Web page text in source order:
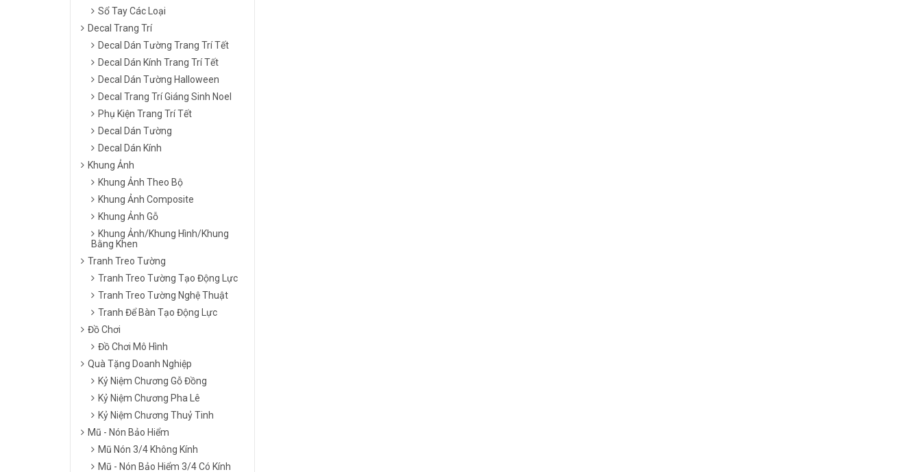
Sổ Tay Các Loại
Decal Trang Trí
Decal Dán Tường Trang Trí Tết
Decal Dán Kính Trang Trí Tết
Decal Dán Tường Halloween
Decal Trang Trí Giáng Sinh Noel
Phụ Kiện Trang Trí Tết
Decal Dán Tường
Decal Dán Kính
Khung Ảnh
Khung Ảnh Theo Bộ
Khung Ảnh Composite
Khung Ảnh Gỗ
Khung Ảnh/Khung Hình/Khung
Bằng Khen
Tranh Treo Tường
Tranh Treo Tường Tạo Động Lực
Tranh Treo Tường Nghệ Thuật
Tranh Để Bàn Tạo Động Lực
Đồ Chơi
Đồ Chơi Mô Hình
Quà Tặng Doanh Nghiệp
Kỷ Niệm Chương Gỗ Đồng
Kỷ Niệm Chương Pha Lê
Kỷ Niệm Chương Thuỷ Tinh
Mũ - Nón Bảo Hiểm
Mũ Nón 3/4 Không Kính
Mũ - Nón Bảo Hiểm 3/4 Có Kính